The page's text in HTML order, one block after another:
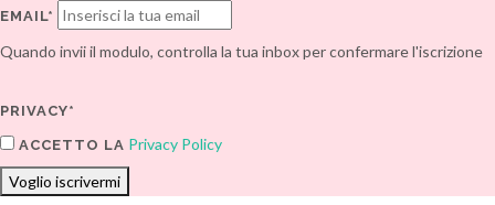
EMAIL*
Quando invii il modulo, controlla la tua inbox per confermare l'iscrizione
PRIVACY*
ACCETTO LA Privacy Policy
Voglio iscrivermi